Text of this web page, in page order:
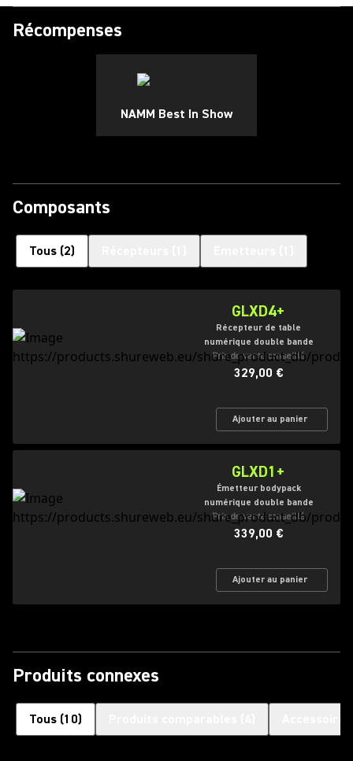
Récompenses
NAMM Best In Show
Composants
Tous (2)
GLXD4+
Récepteur de table
numérique double bande
Prix de vente conseillé
329,00 €
Ajouter au panier
GLXD1+
Émetteur bodypack
numérique double bande
Prix de vente conseillé
339,00 €
Ajouter au panier
Produits connexes
Tous (10)